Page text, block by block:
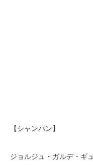
【シャンパン】
ジョルジュ・ガルデ・ギ